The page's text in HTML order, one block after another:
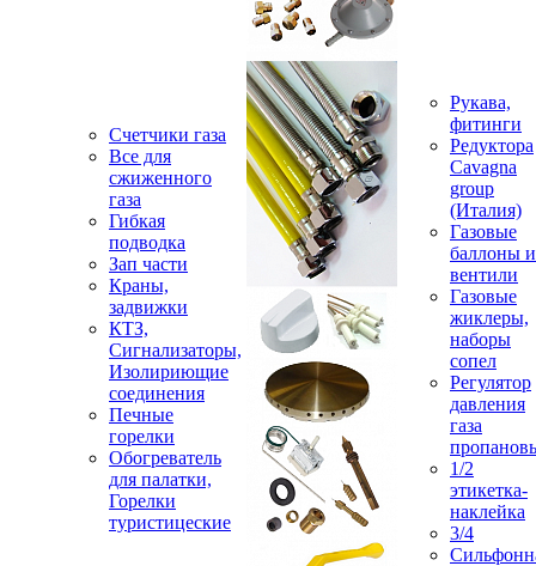
Счетчики газа
Все для
сжиженного
газа
Гибкая
подводка
Зап части
Краны,
задвижки
КТЗ,
Сигнализаторы,
Изолириющие
соединения
Печные
горелки
Обогреватель
для палатки,
Горелки
туристицеские
Рукава,
фитинги
Редуктора
Cavagna
group
(Италия)
Газовые
баллоны и
вентили
Газовые
жиклеры,
наборы
сопел
Регулятор
давления
газа
1/2
этикетка-
наклейка
3/4